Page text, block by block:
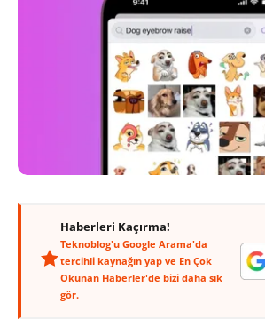
Haberleri Kaçırma!
Teknoblog'u Google Arama'da
tercihli kaynağın yap ve En Çok
Okunan Haberler'de bizi daha sık
gör.